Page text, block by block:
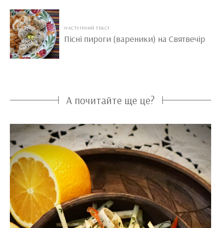
НАСТУПНИЙ ТЕКСТ
Пісні пироги (вареники) на Святвечір
А почитайте ще це?